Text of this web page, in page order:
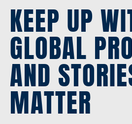
KEEP UP
GLOBAL
AND
MATTER